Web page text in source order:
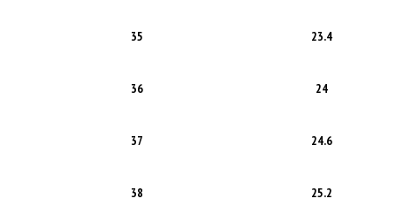
35 23.4
36 24
37 24.6
38 25.2